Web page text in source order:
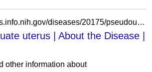
https://rarediseases.info.nih.gov/diseases/20175/pseudounicornuate-uterus
uterus | About the Disease |
other information about